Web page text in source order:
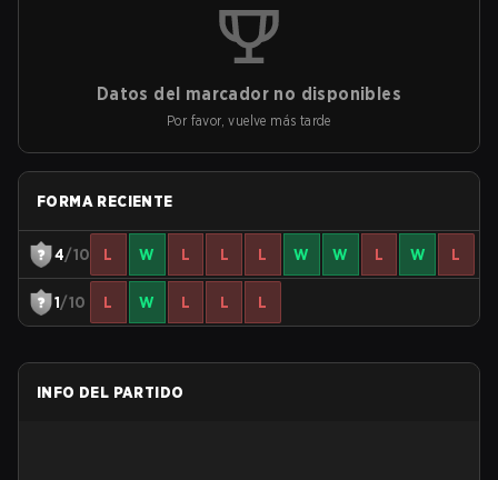
Datos del marcador no disponibles
Por favor, vuelve más tarde
FORMA RECIENTE
4/10 L W L L L W W L W L
1/10 L W L L L
INFO DEL PARTIDO